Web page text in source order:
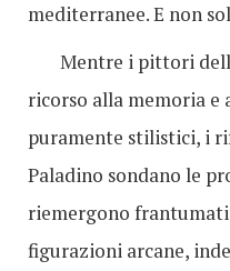
mediterranee. E non
Mentre i pittori
ricorso alla memoria
puramente stilistici, i
Paladino sondano le
riemergono
figurazioni arcane,